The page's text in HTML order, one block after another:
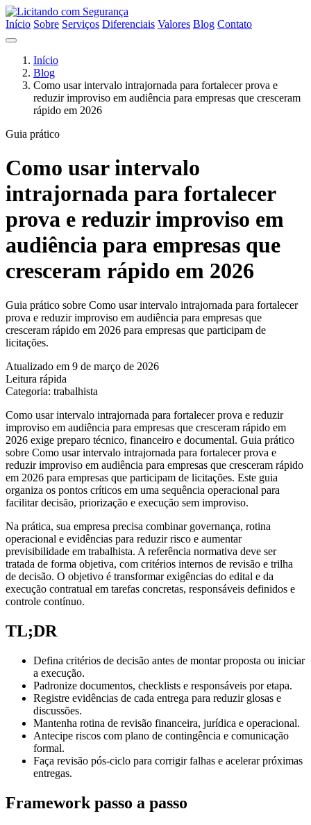
Início Sobre Serviços Diferenciais Valores Blog Contato
Início
Blog
Como usar intervalo intrajornada para fortalecer prova e
reduzir improviso em audiência para empresas que cresceram
rápido em 2026
Guia prático
Como usar intervalo
intrajornada para fortalecer
prova e reduzir improviso em
audiência para empresas que
cresceram rápido em 2026
Guia prático sobre Como usar intervalo intrajornada para fortalecer
prova e reduzir improviso em audiência para empresas que
cresceram rápido em 2026 para empresas que participam de
licitações.
Atualizado em 9 de março de 2026
Leitura rápida
Categoria: trabalhista
Como usar intervalo intrajornada para fortalecer prova e reduzir
improviso em audiência para empresas que cresceram rápido em
2026 exige preparo técnico, financeiro e documental. Guia prático
sobre Como usar intervalo intrajornada para fortalecer prova e
reduzir improviso em audiência para empresas que cresceram rápido
em 2026 para empresas que participam de licitações. Este guia
organiza os pontos críticos em uma sequência operacional para
facilitar decisão, priorização e execução sem improviso.
Na prática, sua empresa precisa combinar governança, rotina
operacional e evidências para reduzir risco e aumentar
previsibilidade em trabalhista. A referência normativa deve ser
tratada de forma objetiva, com critérios internos de revisão e trilha
de decisão. O objetivo é transformar exigências do edital e da
execução contratual em tarefas concretas, responsáveis definidos e
controle contínuo.
TL;DR
Defina critérios de decisão antes de montar proposta ou iniciar
a execução.
Padronize documentos, checklists e responsáveis por etapa.
Registre evidências de cada entrega para reduzir glosas e
discussões.
Mantenha rotina de revisão financeira, jurídica e operacional.
Antecipe riscos com plano de contingência e comunicação
formal.
Faça revisão pós-ciclo para corrigir falhas e acelerar próximas
entregas.
Framework passo a passo